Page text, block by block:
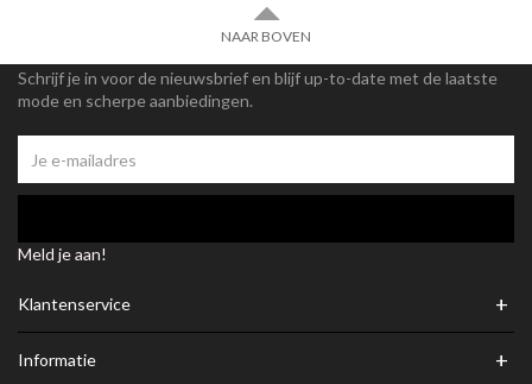
NAAR BOVEN
Schrijf je in voor de nieuwsbrief en blijf up-to-date met de laatste
mode en scherpe aanbiedingen.
Meld je aan!
Klantenservice +
Informatie +